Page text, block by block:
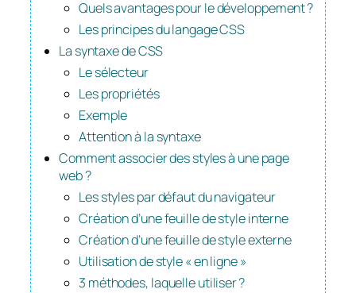
Quels avantages pour le développement ?
Les principes du langage CSS
La syntaxe de CSS
Le sélecteur
Les propriétés
Exemple
Attention à la syntaxe
Comment associer des styles à une page
web ?
Les styles par défaut du navigateur
Création d’une feuille de style interne
Création d’une feuille de style externe
Utilisation de style « en ligne »
3 méthodes, laquelle utiliser ?